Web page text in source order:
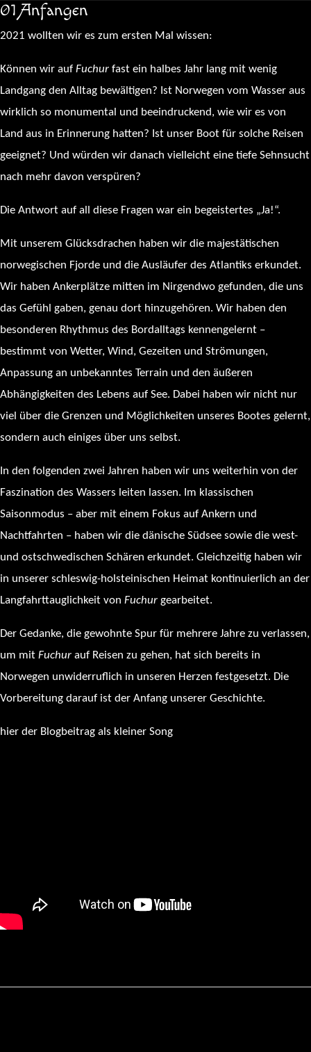
01 Anfangen
2021 wollten wir es zum ersten Mal wissen:
Können wir auf Fuchur fast ein halbes Jahr lang mit wenig
Landgang den Alltag bewältigen? Ist Norwegen vom Wasser aus
wirklich so monumental und beeindruckend, wie wir es von
Land aus in Erinnerung hatten? Ist unser Boot für solche Reisen
geeignet? Und würden wir danach vielleicht eine tiefe Sehnsucht
nach mehr davon verspüren?
Die Antwort auf all diese Fragen war ein begeistertes „Ja!“.
Mit unserem Glücksdrachen haben wir die majestätischen
norwegischen Fjorde und die Ausläufer des Atlantiks erkundet.
Wir haben Ankerplätze mitten im Nirgendwo gefunden, die uns
das Gefühl gaben, genau dort hinzugehören. Wir haben den
besonderen Rhythmus des Bordalltags kennengelernt –
bestimmt von Wetter, Wind, Gezeiten und Strömungen,
Anpassung an unbekanntes Terrain und den äußeren
Abhängigkeiten des Lebens auf See. Dabei haben wir nicht nur
viel über die Grenzen und Möglichkeiten unseres Bootes gelernt,
sondern auch einiges über uns selbst.
In den folgenden zwei Jahren haben wir uns weiterhin von der
Faszination des Wassers leiten lassen. Im klassischen
Saisonmodus – aber mit einem Fokus auf Ankern und
Nachtfahrten – haben wir die dänische Südsee sowie die west-
und ostschwedischen Schären erkundet. Gleichzeitig haben wir
in unserer schleswig-holsteinischen Heimat kontinuierlich an der
Langfahrttauglichkeit von Fuchur gearbeitet.
Der Gedanke, die gewohnte Spur für mehrere Jahre zu verlassen,
um mit Fuchur auf Reisen zu gehen, hat sich bereits in
Norwegen unwiderruflich in unseren Herzen festgesetzt. Die
Vorbereitung darauf ist der Anfang unserer Geschichte.
hier der Blogbeitrag als kleiner Song